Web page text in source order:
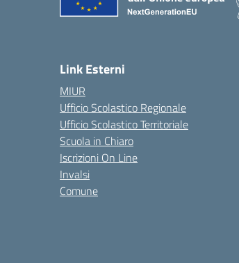
Link Esterni
MIUR
Ufficio Scolastico Regionale
Ufficio Scolastico Territoriale
Scuola in Chiaro
Iscrizioni On Line
Invalsi
Comune